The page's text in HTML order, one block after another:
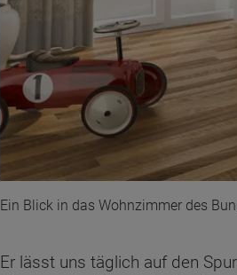
Ein Blick in das Wohnzimmer des
Er lässt uns täglich auf den